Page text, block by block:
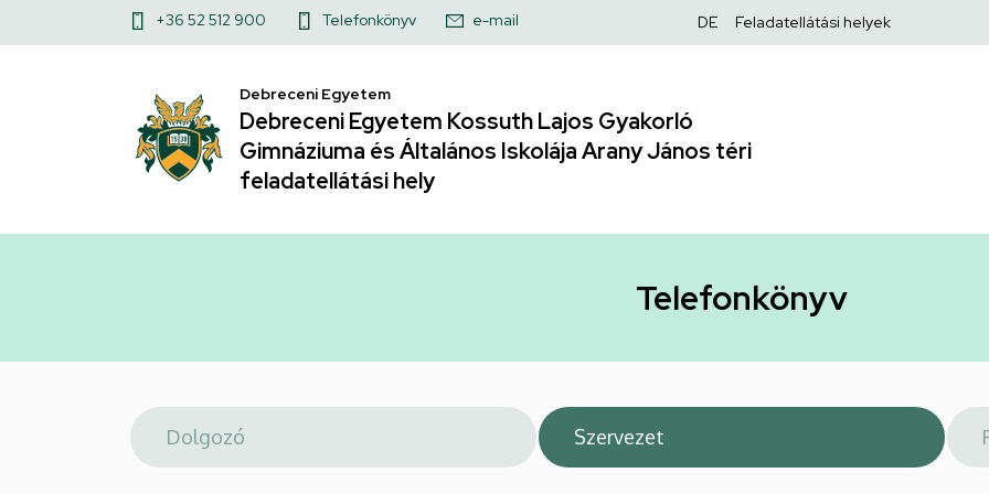
Telefonkönyv
Debreceni
Egyetem
Kossuth
Gimnáziuma
Általános
a
Felső
menü
+36 52 512 900 Telefonkönyv e-mail
Felső
DE Feladatellátási helyek
Debreceni Egyetem
Debreceni Egyetem Kossuth Lajos Gyakorló
Gimnáziuma és Általános Iskolája Arany János téri
feladatellátási hely
Telefonkönyv